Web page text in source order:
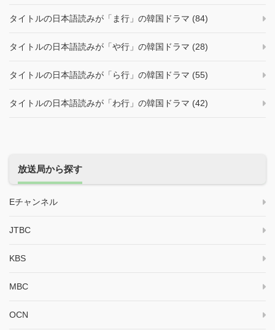
タイトルの日本語読みが「ま行」の韓国ドラマ (84)
タイトルの日本語読みが「や行」の韓国ドラマ (28)
タイトルの日本語読みが「ら行」の韓国ドラマ (55)
タイトルの日本語読みが「わ行」の韓国ドラマ (42)
放送局から探す
Eチャンネル
JTBC
KBS
MBC
OCN